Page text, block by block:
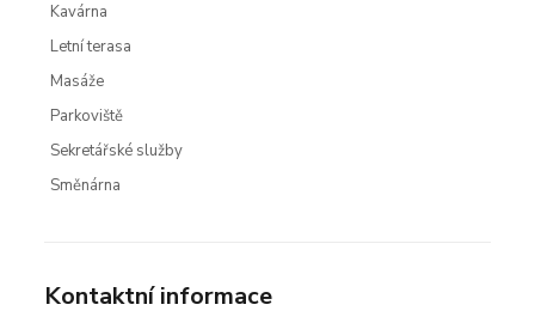
Kavárna
Letní terasa
Masáže
Parkoviště
Sekretářské služby
Směnárna
Kontaktní informace